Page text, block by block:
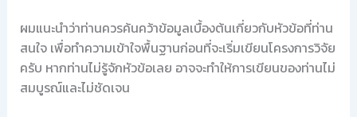
ผมแนะนำว่าท่านควรค้นคว้าข้อมูลเบื้องต้นเกี่ยวกับหัวข้อที่ท่าน
สนใจ เพื่อทำความเข้าใจพื้นฐานก่อนที่จะเริ่มเขียนโครงการวิจัย
ครับ หากท่านไม่รู้จักหัวข้อเลย อาจจะทำให้การเขียนของท่านไม่
สมบูรณ์และไม่ชัดเจน